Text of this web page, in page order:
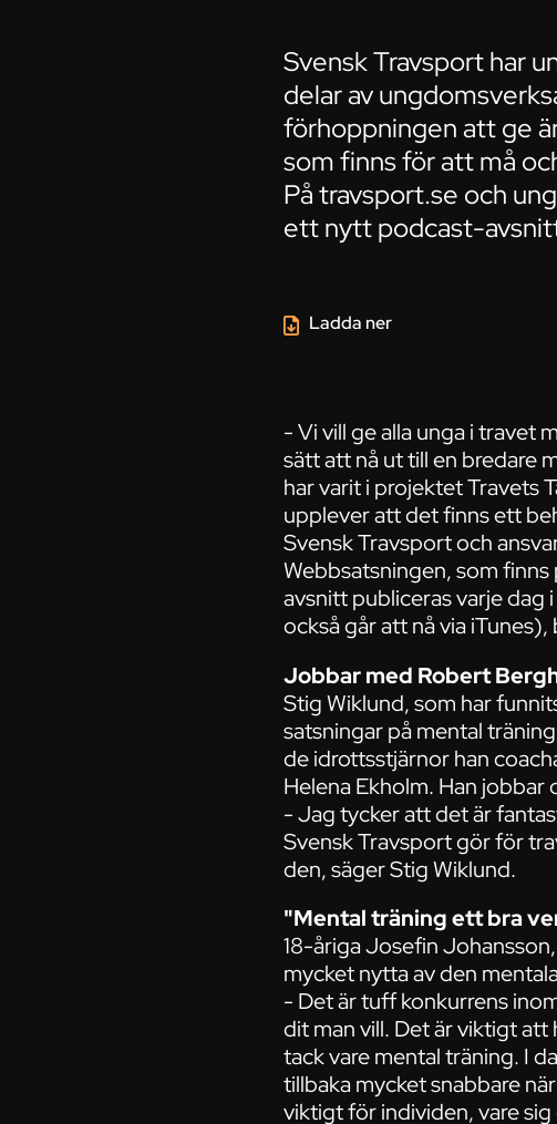
Svensk Travsport har
delar av
förhoppningen att ge
som finns för att må
På travsport.se och
ett nytt podcast-
- Vi vill ge alla unga i travet
sätt att nå ut till en bredare
har varit i projektet Travets
upplever att det finns ett
Svensk Travsport och
Webbsatsningen, som
avsnitt publiceras varje dag
också går att nå via
Jobbar med Robert
Stig Wiklund, som har
satsningar på mental
de idrottsstjärnor han
Helena Ekholm. Han
- Jag tycker att det är
Svensk Travsport gör för
den, säger Stig Wiklund.
"Mental träning ett bra
18-åriga Josefin
mycket nytta av den
- Det är tuff konkurrens
dit man vill. Det är viktigt
tack vare mental träning. I
tillbaka mycket snabbare
viktigt för individen, vare
Ladda ner